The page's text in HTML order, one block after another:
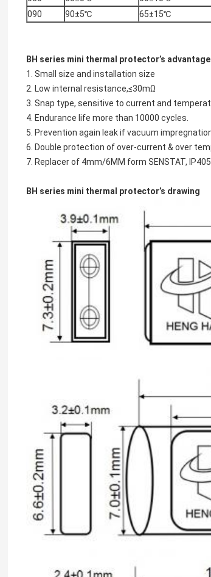
090
90±5℃ 65±15℃
BH series mini thermal protector’s advantage
1. Small size and installation size
2. Low internal resistance,≤30mΩ
3. Snap type, sensitive to current and
4. Endurance life more than 10000 cycles.
5. Prevention again leak if vacuum
6. Double protection of over-current & over
7. Replacer of 4mm/6MM form SENSTAT,
BH series mini thermal protector’s drawing